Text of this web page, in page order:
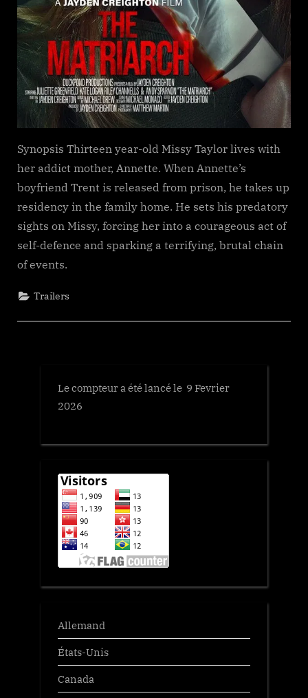
Synopsis Thirteen year-old Missy Taylor lives with
her addict mother, Annette. When Annette’s
boyfriend Trent is released from prison, he takes up
residency in the family home. He sets his predatory
sights on Missy, forcing her into a courageous act of
self-defence and sparking a terrifying, brutal chain
of events.
Trailers
Le compteur a été lancé le 9 Fevrier
2026
Allemand
États-Unis
Canada